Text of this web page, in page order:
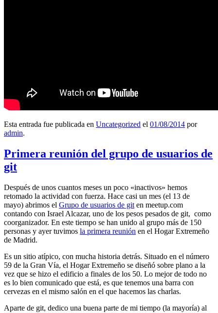
Esta entrada fue publicada en Uncategorized el 01/08/2014 por
admin.
Primera reunión del grupo de usuarios de
git
Después de unos cuantos meses un poco «inactivos» hemos
retomado la actividad con fuerza. Hace casi un mes (el 13 de
mayo) abrimos el Grupo de usuarios de git en meetup.com
contando con Israel Alcazar, uno de los pesos pesados de git, como
coorganizador. En este tiempo se han unido al grupo más de 150
personas y ayer tuvimos la primera reunión en el Hogar Extremeño
de Madrid.
Es un sitio atípico, con mucha historia detrás. Situado en el número
59 de la Gran Vía, el Hogar Extremeño se diseñó sobre plano a la
vez que se hizo el edificio a finales de los 50. Lo mejor de todo no
es lo bien comunicado que está, es que tenemos una barra con
cervezas en el mismo salón en el que hacemos las charlas.
Aparte de git, dedico una buena parte de mi tiempo (la mayoría) al